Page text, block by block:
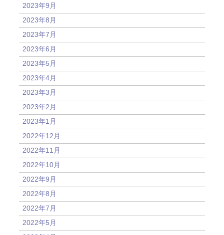
2023年9月
2023年8月
2023年7月
2023年6月
2023年5月
2023年4月
2023年3月
2023年2月
2023年1月
2022年12月
2022年11月
2022年10月
2022年9月
2022年8月
2022年7月
2022年5月